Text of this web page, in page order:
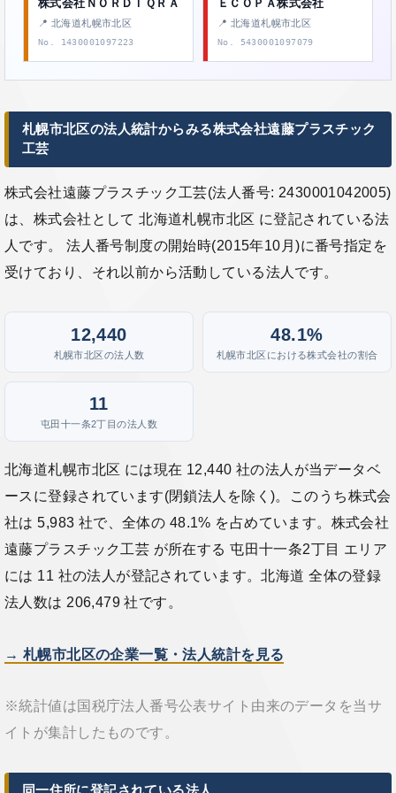
株式会社ＮＯＲＤＩＱＲＡ
📍 北海道札幌市北区
No. 1430001097223
ＥＣＯＰＡ株式会社
📍 北海道札幌市北区
No. 5430001097079
札幌市北区の法人統計からみる株式会社遠藤プラスチック
工芸
株式会社遠藤プラスチック工芸(法人番号: 2430001042005)
は、株式会社として 北海道札幌市北区 に登記されている法
人です。 法人番号制度の開始時(2015年10月)に番号指定を
受けており、それ以前から活動している法人です。
12,440
札幌市北区の法人数
48.1%
札幌市北区における株式会社の割合
11
屯田十一条2丁目の法人数
北海道札幌市北区 には現在 12,440 社の法人が当データベ
ースに登録されています(閉鎖法人を除く)。このうち株式会
社は 5,983 社で、全体の 48.1% を占めています。株式会社
遠藤プラスチック工芸 が所在する 屯田十一条2丁目 エリア
には 11 社の法人が登記されています。北海道 全体の登録
法人数は 206,479 社です。
→ 札幌市北区の企業一覧・法人統計を見る
※統計値は国税庁法人番号公表サイト由来のデータを当サ
イトが集計したものです。